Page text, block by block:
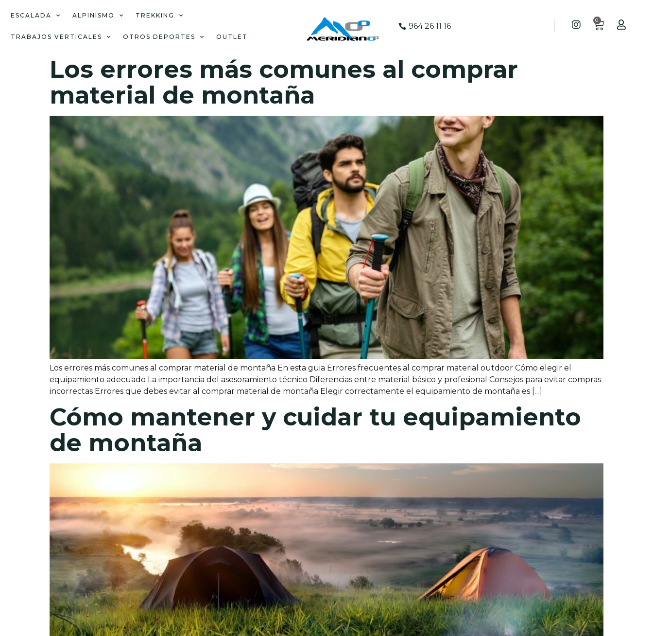
ESCALADA ALPINISMO TREKKING
TRABAJOS VERTICALES OTROS DEPORTES OUTLET
964 26 11 16
0
Los errores más comunes al comprar
material de montaña
Los errores más comunes al comprar material de montaña En esta guia Errores frecuentes al comprar material outdoor Cómo elegir el
equipamiento adecuado La importancia del asesoramiento técnico Diferencias entre material básico y profesional Consejos para evitar compras
incorrectas Errores que debes evitar al comprar material de montaña Elegir correctamente el equipamiento de montaña es […]
Cómo mantener y cuidar tu equipamiento
de montaña